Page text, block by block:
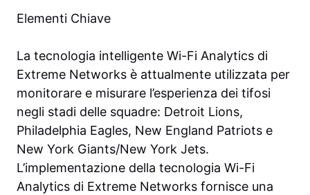
Elementi Chiave
La tecnologia intelligente Wi-Fi Analytics di
Extreme Networks è attualmente utilizzata per
monitorare e misurare l’esperienza dei tifosi
negli stadi delle squadre: Detroit Lions,
Philadelphia Eagles, New England Patriots e
New York Giants/New York Jets.
L’implementazione della tecnologia Wi-Fi
Analytics di Extreme Networks fornisce una